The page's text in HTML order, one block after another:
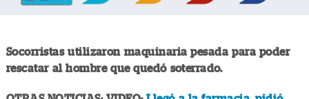
Socorristas utilizaron maquinaria pesada para poder
rescatar al hombre que quedó soterrado.